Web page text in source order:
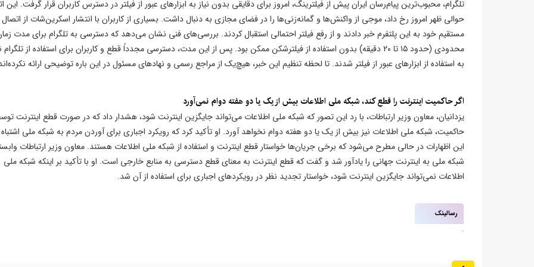
تلگرام، محبوب‌ترین پیام‌رسان ایران پیش از فیلترینگ، امروز برای دقایقی بدون نیاز به ابزارهای عبور از فیلتر در دسترس کاربران قرار گرفت. این
حوالی ظهر امروز رخ داد، موجی از واکنش‌ها و گمانه‌زنی‌ها را در فضای مجازی به دنبال داشت. بسیاری از کاربران با انتشار اسکرین‌شات از اتصال
مستقیم خود به این پلتفرم خبر دادند و از رفع فیلتر احتمالی استقبال کردند. بررسی‌های فنی نشان می‌دهد که دسترسی به تلگرام برای مدت
محدودی (حدود ۱۵ تا ۲۰ دقیقه) بدون استفاده از فیلترشکن ممکن بود. پس از این مدت، دسترسی مجدداً قطع و کاربران برای استفاده از تلگرام
به استفاده از ابزارهای عبور از فیلتر شدند. تا لحظه تنظیم این خبر، هیچ‌یک از مراجع رسمی و نهادهای مسئول در این باره توضیحی ارائه
اگر حاکمیت اینترنت را قطع کند، شبکه ملی اطلاعات بیش از یک یا دو هفته دوام نمی‌آورد
یزدانیان، معاون وزیر ارتباطات، با رد این تصور که شبکه ملی اطلاعات می‌تواند جایگزین اینترنت شود، هشدار داد که در صورت قطع اینترنت
حاکمیت، شبکه ملی اطلاعات نیز بیش از یک یا دو هفته دوام نخواهد آورد. او تأکید کرد که رویکرد اجباری برای آوردن مردم به شبکه ملی
این اظهارات در حالی مطرح می‌شود که برخی جریان‌ها خواستار قطع اینترنت و استفاده از شبکه ملی اطلاعات هستند. معاون وزیر ارتباطات
شبکه ملی به اینترنت جهانی را یادآور شد و گفت که قطع اینترنت به معنای قطع دسترسی به منابع خارجی است. او با تأکید بر اینکه شبکه ملی
اطلاعات نمی‌تواند جایگزین اینترنت شود، خواستار تجدید نظر در رویکردهای اجباری برای استفاده از آن شد.
رسالینک